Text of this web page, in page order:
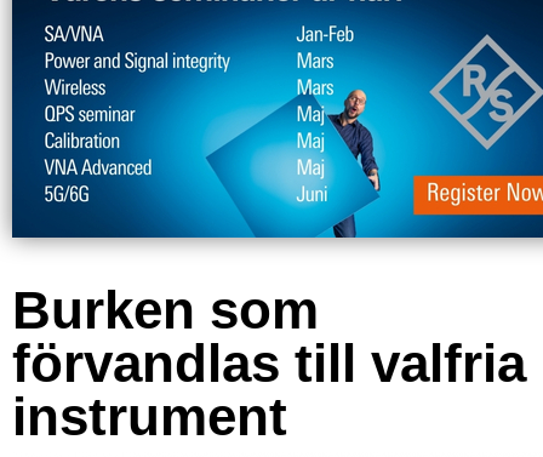
Burken som
förvandlas till valfria
instrument